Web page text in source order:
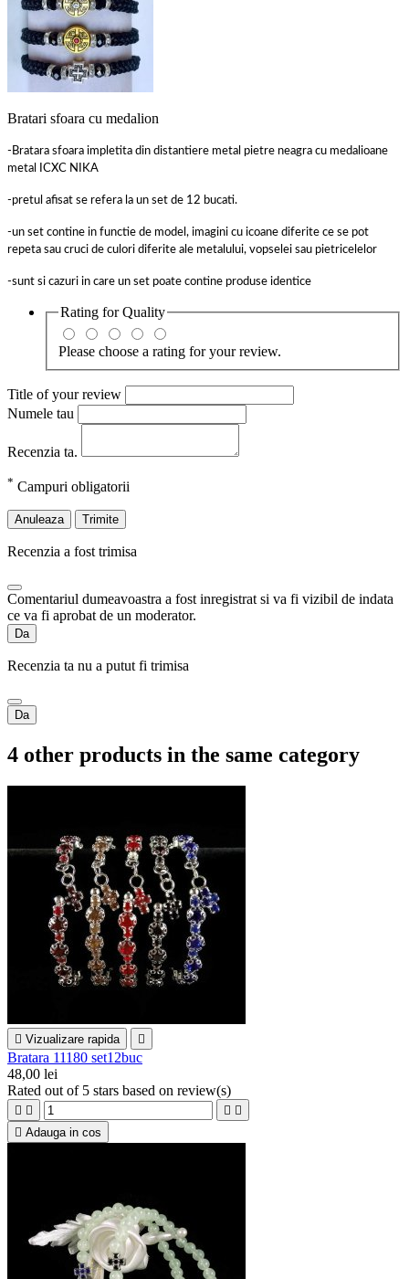
Bratari sfoara cu medalion
-Bratara sfoara impletita din distantiere metal pietre neagra cu medalioane
metal ICXC NIKA
-pretul afisat se refera la un set de 12 bucati.
-un set contine in functie de model, imagini cu icoane diferite ce se pot
repeta sau cruci de culori diferite ale metalului, vopselei sau pietricelelor
-sunt si cazuri in care un set poate contine produse identice
Rating forQuality
Please choose a rating for your review.
Title of your review
Numele tau
Recenzia ta.
* Campuri obligatorii
Anuleaza Trimite
Recenzia a fost trimisa
Comentariul dumeavoastra a fost inregistrat si va fi vizibil de indata
ce va fi aprobat de un moderator.
Da
Recenzia ta nu a putut fi trimisa
Da
4 other products in the same category
 Vizualizare rapida 
Bratara 11180 set12buc
48,00 lei
Rated out of 5 stars based on review(s)
   
 Adauga in cos